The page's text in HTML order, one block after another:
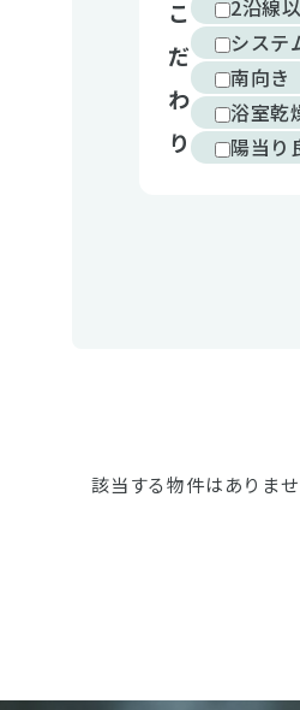
こ
だ
わ
り
2沿線
システ
南向き
浴室乾
陽当り
該当する物件はありませ